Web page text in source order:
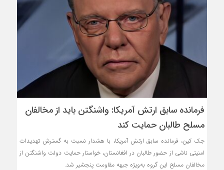
فرمانده سابق ارتش آمریکا: واشنگتن باید از مخالفان
مسلح طالبان حمایت کند
جک کین، فرمانده سابق ارتش آمریکا، با هشدار نسبت به گسترش تهدیدات
امنیتی ناشی از حضور طالبان در افغانستان، خواستار حمایت دولت واشنگتن از
مخالفان مسلح این گروه به‌ویژه جبهه مقاومت پنجشیر شد.